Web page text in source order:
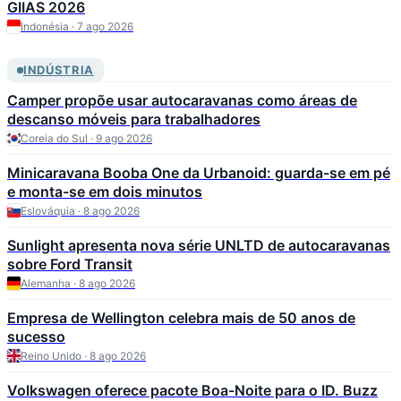
GIIAS 2026
Indonésia · 7 ago 2026
INDÚSTRIA
Camper propõe usar autocaravanas como áreas de
descanso móveis para trabalhadores
Coreia do Sul · 9 ago 2026
Minicaravana Booba One da Urbanoid: guarda-se em pé
e monta-se em dois minutos
Eslováquia · 8 ago 2026
Sunlight apresenta nova série UNLTD de autocaravanas
sobre Ford Transit
Alemanha · 8 ago 2026
Empresa de Wellington celebra mais de 50 anos de
sucesso
Reino Unido · 8 ago 2026
Volkswagen oferece pacote Boa-Noite para o ID. Buzz